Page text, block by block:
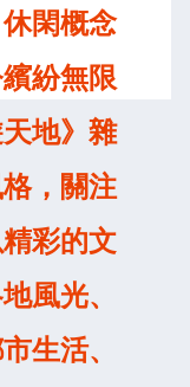
閑概念
紛無限
地》雜
，關注
彩的文
風光、
生活、